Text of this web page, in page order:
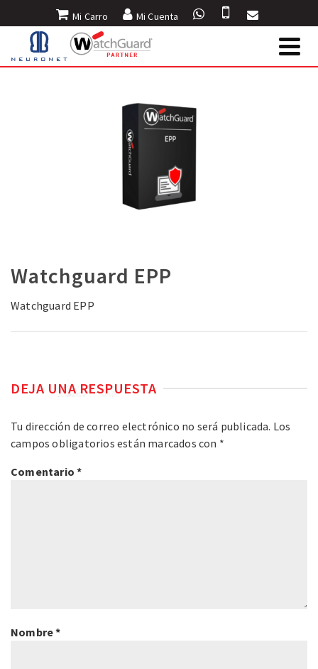
Mi Carro Mi Cuenta
Watchguard EPP
Watchguard EPP
DEJA UNA RESPUESTA
Tu dirección de correo electrónico no será publicada. Los
campos obligatorios están marcados con *
Comentario*
Nombre*